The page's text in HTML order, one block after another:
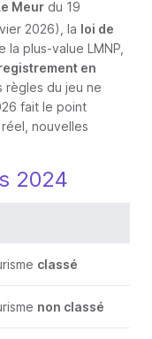
Meur du 19
2026), la loi de
la plus-value LMNP,
en
règles du jeu ne
fait le point
nouvelles
2024
classé
non classé